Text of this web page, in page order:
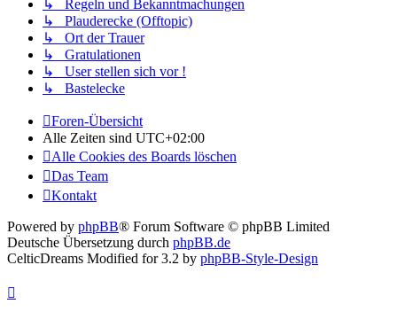
↳ Regeln und Bekanntmachungen
↳ Plauderecke (Offtopic)
↳ Ort der Trauer
↳ Gratulationen
↳ User stellen sich vor !
↳ Bastelecke
Foren-Übersicht
Alle Zeiten sind UTC+02:00
Alle Cookies des Boards löschen
Das Team
Kontakt
Powered by phpBB® Forum Software © phpBB Limited
Deutsche Übersetzung durch phpBB.de
CelticDreams Modified for 3.2 by phpBB-Style-Design